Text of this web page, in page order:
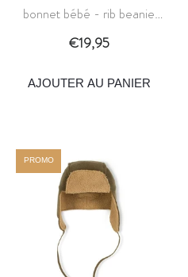
bonnet bébé - rib beanie
beige - nixnut
€19,95
AJOUTER AU PANIER
PROMO